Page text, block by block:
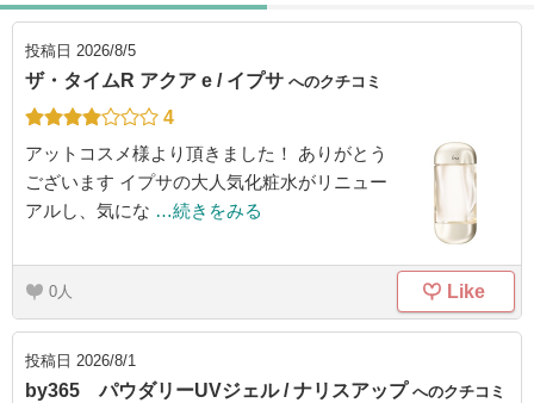
投稿日 2026/8/5
ザ・タイムR アクア e / イプサ へのクチコミ
4
アットコスメ様より頂きました！ ありがとう
ございます イプサの大人気化粧水がリニュー
アルし、気にな …続きをみる
0 Like
投稿日 2026/8/1
by365 パウダリーUVジェル / ナリスアップ へのクチコミ